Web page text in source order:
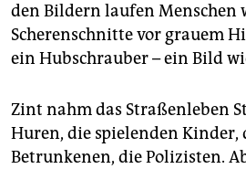
den Bildern laufen Menschen
Scherenschnitte vor grauem
ein Hubschrauber – ein Bild
Zint nahm das Straßenleben
Huren, die spielenden Kinder,
Betrunkenen, die Polizisten.